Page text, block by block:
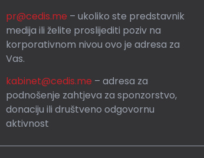
pr@cedis.me – ukoliko ste predstavnik
medija ili želite proslijediti poziv na
korporativnom nivou ovo je adresa za
Vas.
kabinet@cedis.me – adresa za
podnošenje zahtjeva za sponzorstvo,
donaciju ili društveno odgovornu
aktivnost